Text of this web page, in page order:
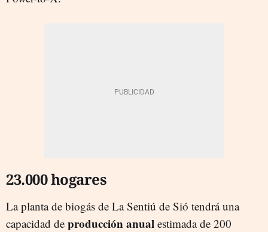
23.000 hogares
La planta de biogás de La Sentiú de Sió tendrá una
capacidad de producción anual estimada de 200